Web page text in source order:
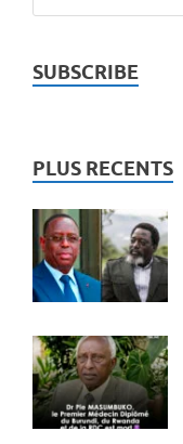
SUBSCRIBE
PLUS RECENTS